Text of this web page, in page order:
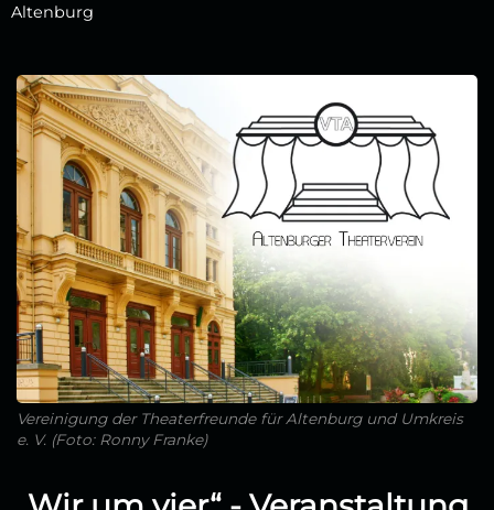
Altenburg
Vereinigung der Theaterfreunde für Altenburg und Umkreis
e. V. (Foto: Ronny Franke)